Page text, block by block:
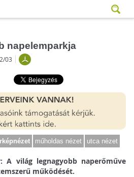
napelemparkja
03
műholdas nézet utca nézet
A világ legnagyobb naperőműve
működését.